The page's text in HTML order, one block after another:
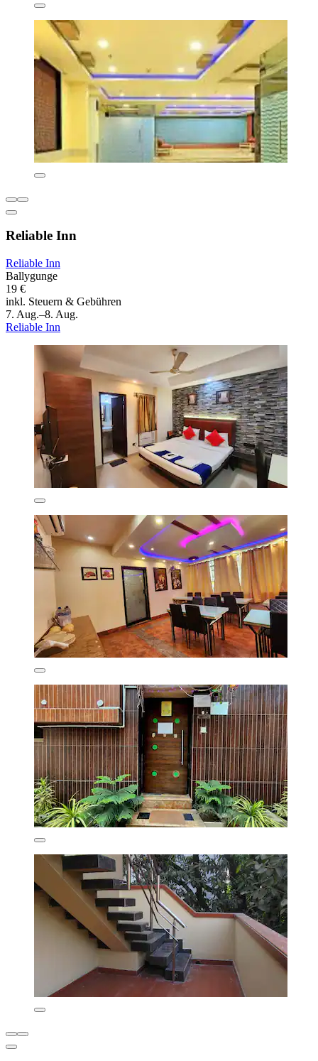
Reliable Inn
Reliable Inn
Ballygunge
19 €
inkl. Steuern & Gebühren
7. Aug.–8. Aug.
Reliable Inn